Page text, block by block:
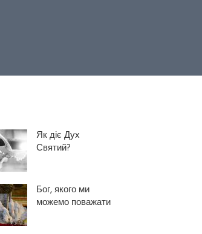
Як діє Дух
Святий?
Бог, якого ми
можемо поважати